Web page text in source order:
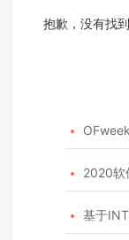
抱歉，没有找

 2020软
 基于